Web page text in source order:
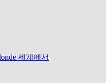
세계에서